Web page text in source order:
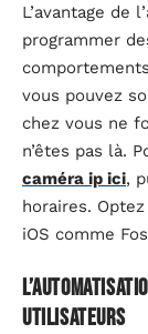
L’avantage de
programmer
vous pouvez
chez vous ne
n’êtes pas là.
caméra ip ici,
horaires.
iOS comme
utilisateurs